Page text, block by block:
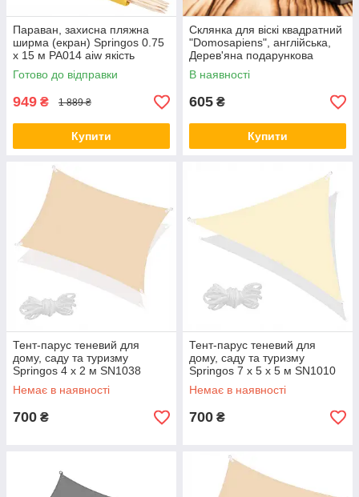
Параван, захисна пляжна
ширма (екран) Springos 0.75
x 15 м PA014 aiw якість
Готово до відправки
949 ₴ 1 889 ₴
Купити
Склянка для віскі квадратний
"Domosapiens", англійська,
Дерев'яна подарункова
коробка з гравіюванням
В наявності
605 ₴
Купити
Тент-парус теневий для
дому, саду та туризму
Springos 4 x 2 м SN1038
Beige aiw якість
Немає в наявності
700 ₴
Тент-парус теневий для
дому, саду та туризму
Springos 7 x 5 x 5 м SN1010
Light Yellow aiw якість
Немає в наявності
700 ₴